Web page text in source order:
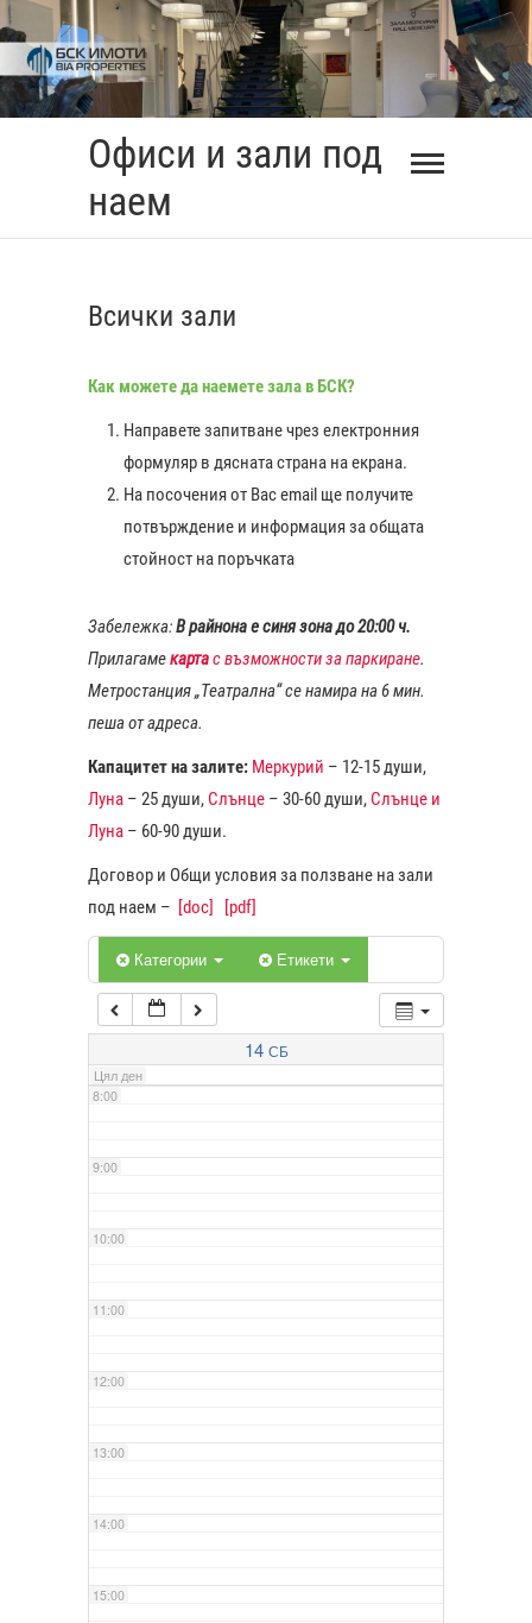
Skip
to
content
Офиси и зали под
наем
Всички зали
Как можете да наемете зала в БСК?
Направете запитване чрез електронния
формуляр в дясната страна на екрана.
На посочения от Вас еmail ще получите
потвърждение и информация за общата
стойност на поръчката
Забележка:В райнона е синя зона до 20:00 ч.
Прилагамекартас възможности за паркиране.
Метростанция „Театрална“ се намира на 6 мин.
пеша от адреса.
Капацитет на залите: Меркурий – 12-15 души,
Луна – 25 души, Слънце – 30-60 души, Слънце и
Луна – 60-90 души.
Договор и Общи условия за ползване на зали
под наем – [doc] [pdf]
Категории Етикети
14 СБ
Цял ден
2:00
4:00
5:00
7:00
8:00
9:00
10:00
11:00
12:00
13:00
14:00
15:00